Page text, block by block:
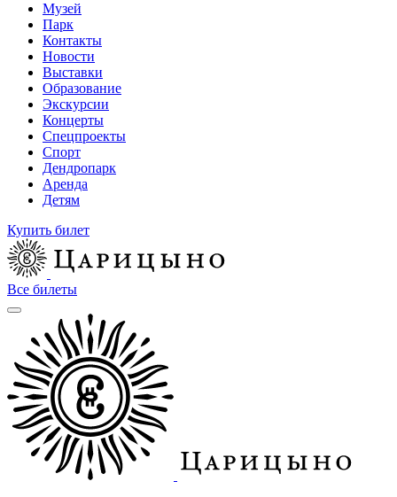
Музей
Парк
Контакты
Новости
Выставки
Образование
Экскурсии
Концерты
Спецпроекты
Спорт
Дендропарк
Аренда
Детям
Купить билет
Все билеты